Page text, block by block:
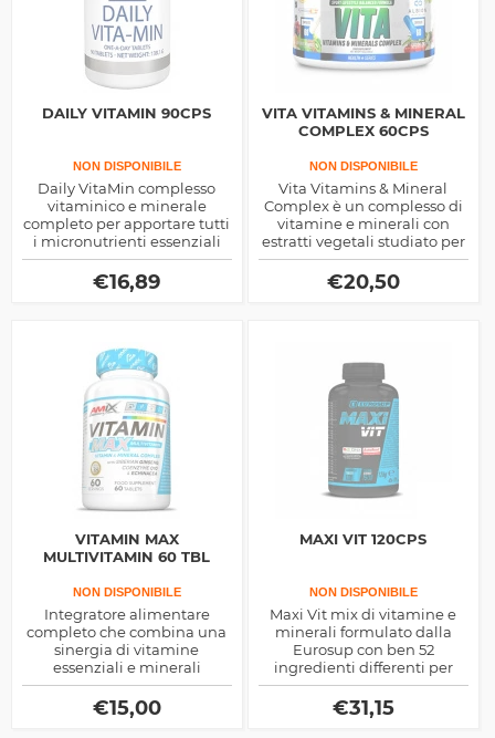
DAILY VITAMIN 90CPS
NON DISPONIBILE
Daily VitaMin complesso
vitaminico e minerale
completo per apportare tutti
i micronutrienti essenziali
per la salute e la prestazione
sportiva, assumere una
compressa al giorno
€16,89
VITA VITAMINS & MINERAL
COMPLEX 60CPS
NON DISPONIBILE
Vita Vitamins & Mineral
Complex è un complesso di
vitamine e minerali con
estratti vegetali studiato per
migliorare la prestazione
sportiva e i relativi risultati
€20,50
VITAMIN MAX
MULTIVITAMIN 60 TBL
NON DISPONIBILE
Integratore alimentare
completo che combina una
sinergia di vitamine
essenziali e minerali
insieme ad ingredienti attivi
naturali per favorire il
sistema immunitario,
€15,00
MAXI VIT 120CPS
NON DISPONIBILE
Maxi Vit mix di vitamine e
minerali formulato dalla
Eurosup con ben 52
ingredienti differenti per
promuovere il benessere
fisico
€31,15